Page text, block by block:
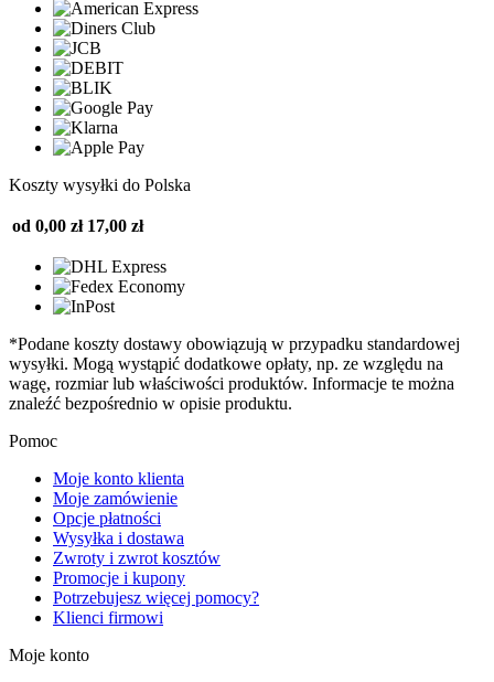
Koszty wysyłki do Polska
od 0,00 zł 17,00 zł
*Podane koszty dostawy obowiązują w przypadku standardowej
wysyłki. Mogą wystąpić dodatkowe opłaty, np. ze względu na
wagę, rozmiar lub właściwości produktów. Informacje te można
znaleźć bezpośrednio w opisie produktu.
Pomoc
Moje konto klienta
Moje zamówienie
Opcje płatności
Wysyłka i dostawa
Zwroty i zwrot kosztów
Promocje i kupony
Potrzebujesz więcej pomocy?
Klienci firmowi
Moje konto